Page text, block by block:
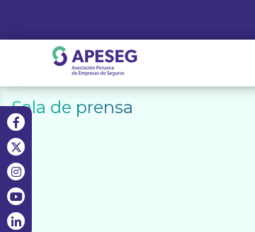
content
APESEG
Sala de prensa